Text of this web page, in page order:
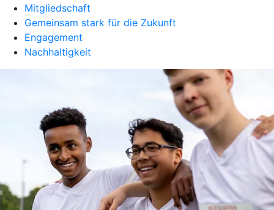
Mitgliedschaft
Gemeinsam stark für die Zukunft
Engagement
Nachhaltigkeit